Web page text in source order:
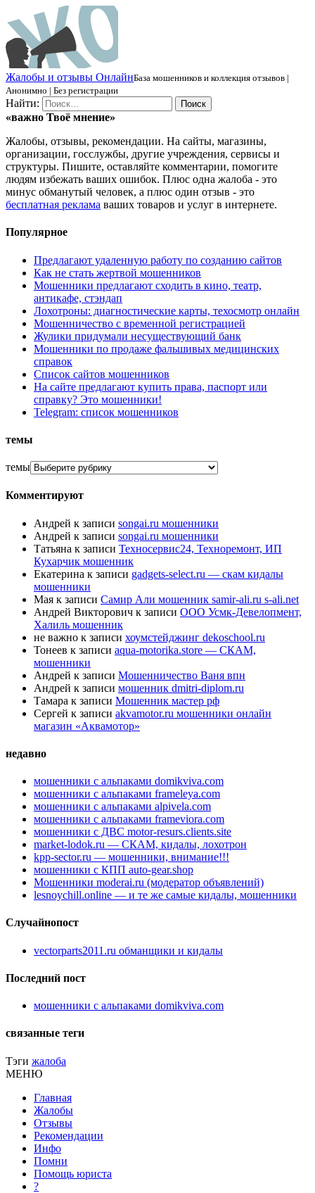
Жалобы и отзывы ОнлайнБаза мошенников и коллекция отзывов |
Анонимно | Без регистрации
Найти:
«важно Твоё мнение»
Жалобы, отзывы, рекомендации. На сайты, магазины,
организации, госслужбы, другие учреждения, сервисы и
структуры. Пишите, оставляйте комментарии, помогите
людям избежать ваших ошибок. Плюс одна жалоба - это
минус обманутый человек, а плюс один отзыв - это
бесплатная реклама ваших товаров и услуг в интернете.
Популярное
Предлагают удаленную работу по созданию сайтов
Как не стать жертвой мошенников
Мошенники предлагают сходить в кино, театр,
антикафе, стэндап
Лохотроны: диагностические карты, техосмотр онлайн
Мошенничество с временной регистрацией
Жулики придумали несуществующий банк
Мошенники по продаже фальшивых медицинских
справок
Список сайтов мошенников
На сайте предлагают купить права, паспорт или
справку? Это мошенники!
Telegram: список мошенников
темы
темы
Комментируют
Андрей к записи songai.ru мошенники
Андрей к записи songai.ru мошенники
Татьяна к записи Техносервис24, Техноремонт, ИП
Кухарчик мошенник
Екатерина к записи gadgets-select.ru — скам кидалы
мошенники
Мая к записи Самир Али мошенник samir-ali.ru s-ali.net
Андрей Викторович к записи ООО Усмк-Девелопмент,
Халиль мошенник
не важно к записи хоумстейджинг dekoschool.ru
Тонеев к записи aqua-motorika.store — СКАМ,
мошенники
Андрей к записи Мошенничество Ваня впн
Андрей к записи мошенник dmitri-diplom.ru
Тамара к записи Мошенник мастер рф
Сергей к записи akvamotor.ru мошенники онлайн
магазин «Аквамотор»
недавно
мошенники с альпаками domikviva.com
мошенники с альпаками frameleya.com
мошенники с альпаками alpivela.com
мошенники с альпаками frameviora.com
мошенники с ДВС motor-resurs.clients.site
market-lodok.ru — СКАМ, кидалы, лохотрон
kpp-sector.ru — мошенники, внимание!!!
мошенники с КПП auto-gear.shop
Мошенники moderai.ru (модератор объявлений)
lesnoychill.online — и те же самые кидалы, мошенники
Случайнопост
vectorparts2011.ru обманщики и кидалы
Последний пост
мошенники с альпаками domikviva.com
связанные теги
Тэги жалоба
МЕНЮ
Главная
Жалобы
Отзывы
Рекомендации
Инфо
Помни
Помощь юриста
?